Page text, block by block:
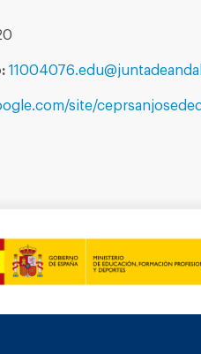
site/